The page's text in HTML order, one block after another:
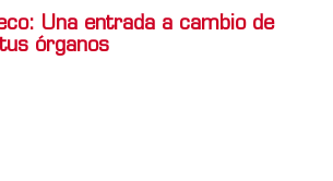
Una entrada a cambio de
órganos